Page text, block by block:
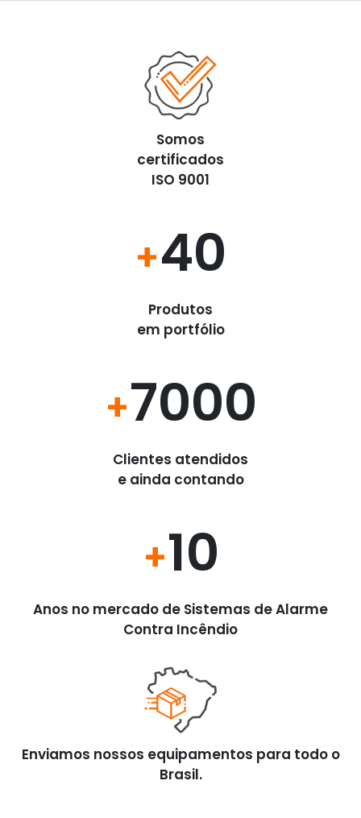
Somos
certificados
ISO 9001
+40
Produtos
em portfólio
+7000
Clientes atendidos
e ainda contando
+10
Anos no mercado de Sistemas de Alarme
Contra Incêndio
Enviamos nossos equipamentos para todo o
Brasil.